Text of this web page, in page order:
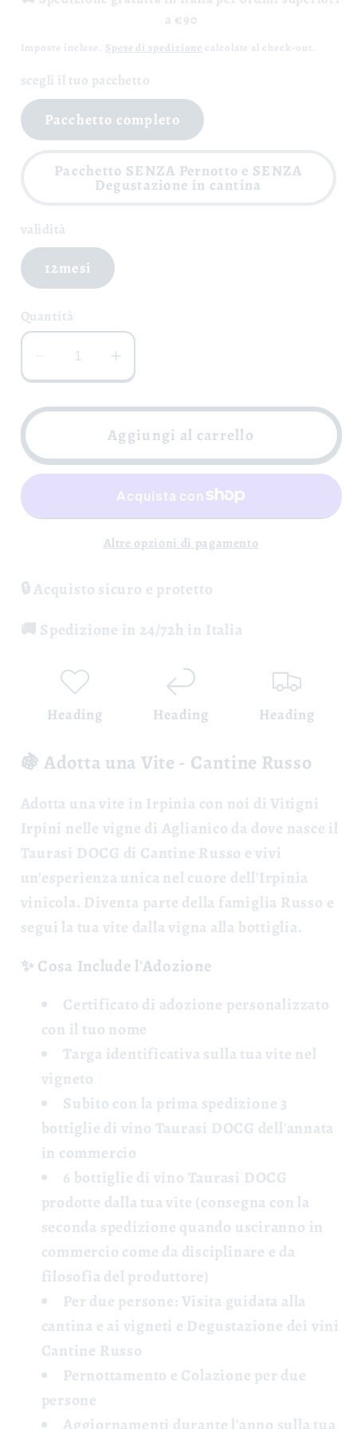
a €90
Imposte incluse. Spese di spedizione calcolate al check-out.
scegli il tuo pacchetto
Pacchetto completo
Pacchetto SENZA Pernotto e SENZA
Degustazione in cantina
validità
12mesi
Quantità
Diminuisci
quantità
per
una
Vite
Cantine
Aumenta
quantità
per
Adotta
Vite
-
Cantine
Russo
Aggiungi al carrello
Altre opzioni di pagamento
🔒 Acquisto sicuro e protetto
🚚 Spedizione in 24/72h in Italia
Heading Heading Heading
🍇 Adotta una Vite - Cantine Russo
Adotta una vite in Irpinia con noi di Vitigni
Irpini nelle vigne di Aglianico da dove nasce il
Taurasi DOCG di Cantine Russo e vivi
un'esperienza unica nel cuore dell'Irpinia
vinicola. Diventa parte della famiglia Russo e
segui la tua vite dalla vigna alla bottiglia.
✨ Cosa Include l'Adozione
Certificato di adozione personalizzato
con il tuo nome
Targa identificativasulla tua vite nel
vigneto
Subito con la prima spedizione 3
bottiglie di vino Taurasi DOCG dell'annata
in commercio
6 bottiglie di vino Taurasi DOCG
prodotte dalla tua vite (consegna con la
seconda spedizione quando usciranno in
commercio come da disciplinare e da
filosofia del produttore)
Per due persone: Visita guidata alla
cantina e ai vigneti e Degustazione dei vini
Cantine Russo
Pernottamento e Colazione per due
persone